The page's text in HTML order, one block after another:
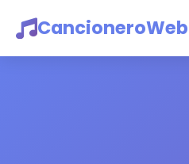
CancioneroWeb